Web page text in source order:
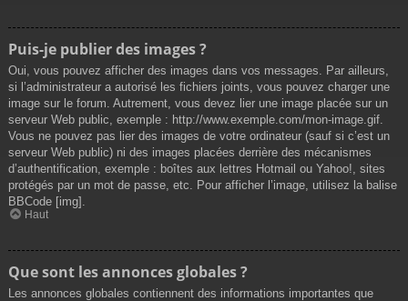
Puis-je publier des images ?
Oui, vous pouvez afficher des images dans vos messages. Par ailleurs,
si l’administrateur a autorisé les fichiers joints, vous pouvez charger une
image sur le forum. Autrement, vous devez lier une image placée sur un
serveur Web public, exemple : http://www.exemple.com/mon-image.gif.
Vous ne pouvez pas lier des images de votre ordinateur (sauf si c’est un
serveur Web public) ni des images placées derrière des mécanismes
d’authentification, exemple : boîtes aux lettres Hotmail ou Yahoo!, sites
protégés par un mot de passe, etc. Pour afficher l’image, utilisez la balise
BBCode [img].
Haut
Que sont les annonces globales ?
Les annonces globales contiennent des informations importantes que